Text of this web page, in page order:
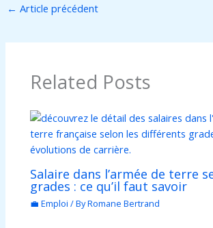
← Article précédent
Related Posts
Salaire dans l’armée de terre
grades : ce qu’il faut savoir
💼 Emploi / ByRomane Bertrand